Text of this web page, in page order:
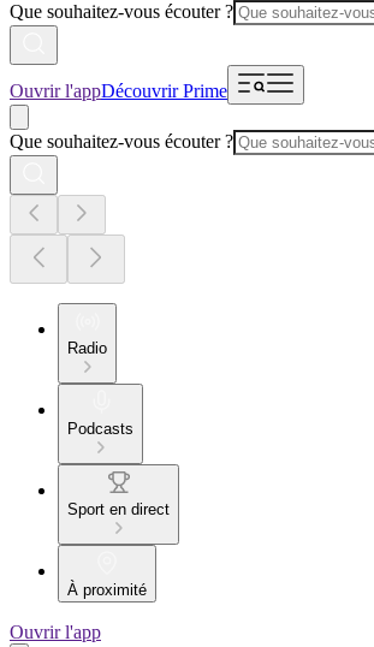
Que souhaitez-vous écouter ?
Ouvrir l'appDécouvrir Prime
Que souhaitez-vous écouter ?
Radio
Podcasts
Sport en direct
À proximité
Ouvrir l'app